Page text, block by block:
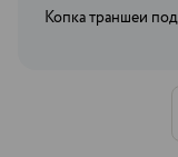
Копка траншеи